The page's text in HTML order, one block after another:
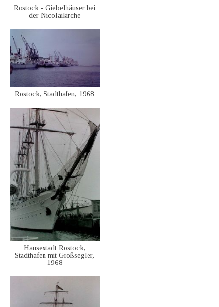
Rostock - Giebelhäuser bei
der Nicolaikirche
Rostock, Stadthafen, 1968
Hansestadt Rostock,
Stadthafen mit Großsegler,
1968